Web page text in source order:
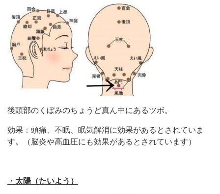
後頭部のくぼみのちょうど真ん中にあるツボ。
効果：頭痛、不眠、眠気解消に効果があるとされていま
す。（脳炎や高血圧にも効果があるとされています）
・太陽（たいよう）